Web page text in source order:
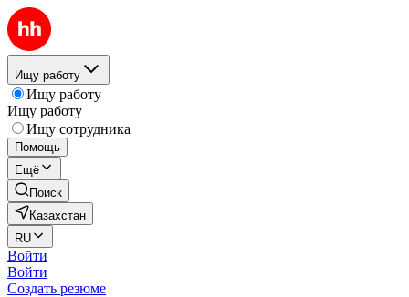
Ищу работу
Ищу работу
Ищу работу
Ищу сотрудника
Помощь
Ещё
Поиск
Казахстан
RU
Войти
Войти
Создать резюме